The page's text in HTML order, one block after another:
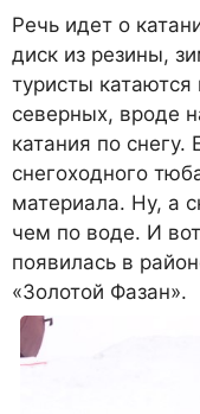
Речь идет о
диск из резины,
туристы
северных, вроде
катания по
снегоходного
материала. Ну, а
чем по воде. И
появилась в
«Золотой Фазан».